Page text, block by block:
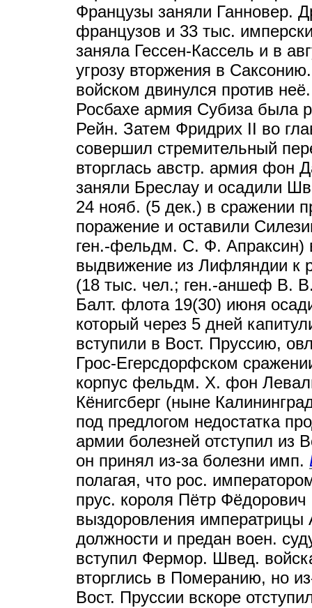
Французы заняли Ганновер.
французов и 33 тыс.
заняла Гессен-Кассель и в
угрозу вторжения в
войском двинулся против
Росбахе армия Субиза была
Рейн. Затем Фридрих II во
совершил стремительный
вторглась австр. армия фон
заняли Бреслау и осадили
24 нояб. (5 дек.) в сражении
поражение и оставили
ген.-фельдм. С. Ф. Апраксин)
выдвижение из Лифляндии к
(18 тыс. чел.; ген.-аншеф В.
Балт. флота 19(30) июня
который через 5 дней
вступили в Вост. Пруссию,
Грос-Егерсдорфском
корпус фельдм. Х. фон
Кёнигсберг (ныне
под предлогом недостатка
армии болезней отступил из
он принял из-за болезни имп.
полагая, что рос.
прус. короля Пётр
выздоровления
должности и предан воен.
вступил Фермор. Швед.
вторглись в Померанию, но
Вост. Пруссии вскоре